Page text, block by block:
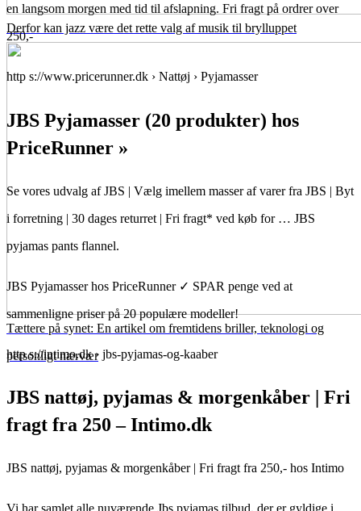
Derfor kan jazz være det rette valg af musik til brylluppet
Tættere på synet: En artikel om fremtidens briller, teknologi og
personligt nærvær
en langsom morgen med tid til afslapning. Fri fragt på ordrer over
250,-
http s://www.pricerunner.dk › Nattøj › Pyjamasser
JBS Pyjamasser (20 produkter) hos
PriceRunner »
Se vores udvalg af JBS | Vælg imellem masser af varer fra JBS | Byt
i forretning | 30 dages returret | Fri fragt* ved køb for … JBS
pyjamas pants flannel.
JBS Pyjamasser hos PriceRunner ✓ SPAR penge ved at
sammenligne priser på 20 populære modeller!
http s://intimo.dk › jbs-pyjamas-og-kaaber
JBS nattøj, pyjamas & morgenkåber | Fri
fragt fra 250 – Intimo.dk
JBS nattøj, pyjamas & morgenkåber | Fri fragt fra 250,- hos Intimo